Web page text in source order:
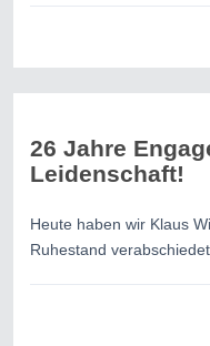
26 Jahre
Leidenschaft!
Heute haben wir Klaus
Ruhestand